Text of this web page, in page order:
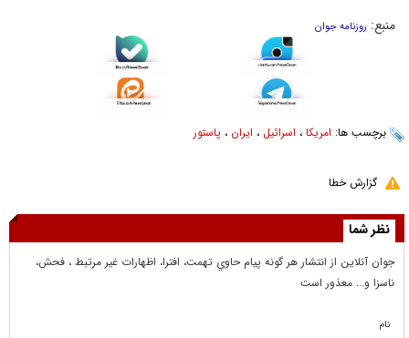
منبع: روزنامه جوان
برچسب ها: امریکا ، اسرائیل ، ایران ، پاستور
گزارش خطا
نظر شما
جوان آنلاين از انتشار هر گونه پيام حاوي تهمت، افترا، اظهارات غير مرتبط ، فحش،
ناسزا و... معذور است
نام